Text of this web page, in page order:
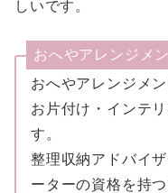
しいです。
おへやアレンジメ
おへやアレンジメ
お片付け・インテ
す。
整理収納アドバイ
ーターの資格を持